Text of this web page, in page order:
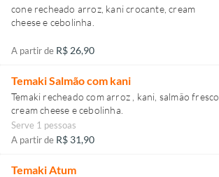
cone recheado arroz, kani crocante, cream
cheese e cebolinha.
A partir de R$ 26,90
Temaki Salmão com kani
Temaki recheado com arroz , kani, salmão fresco,
cream cheese e cebolinha.
Serve 1 pessoas
A partir de R$ 31,90
Temaki Atum